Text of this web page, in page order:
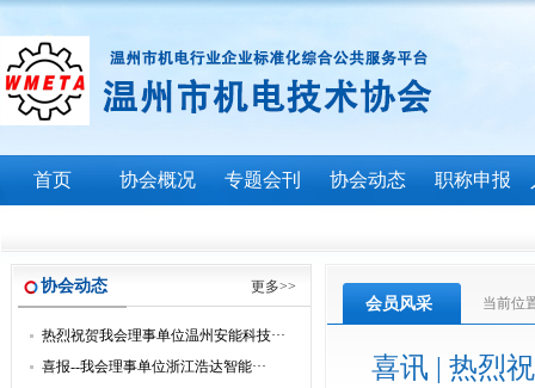
首页 协会概况 专题会刊 协会动态 职称申报
协会动态 更多>>
热烈祝贺我会理事单位温州安能科技···
喜报--我会理事单位浙江浩达智能···
会员风采 当前位
喜讯 | 热烈